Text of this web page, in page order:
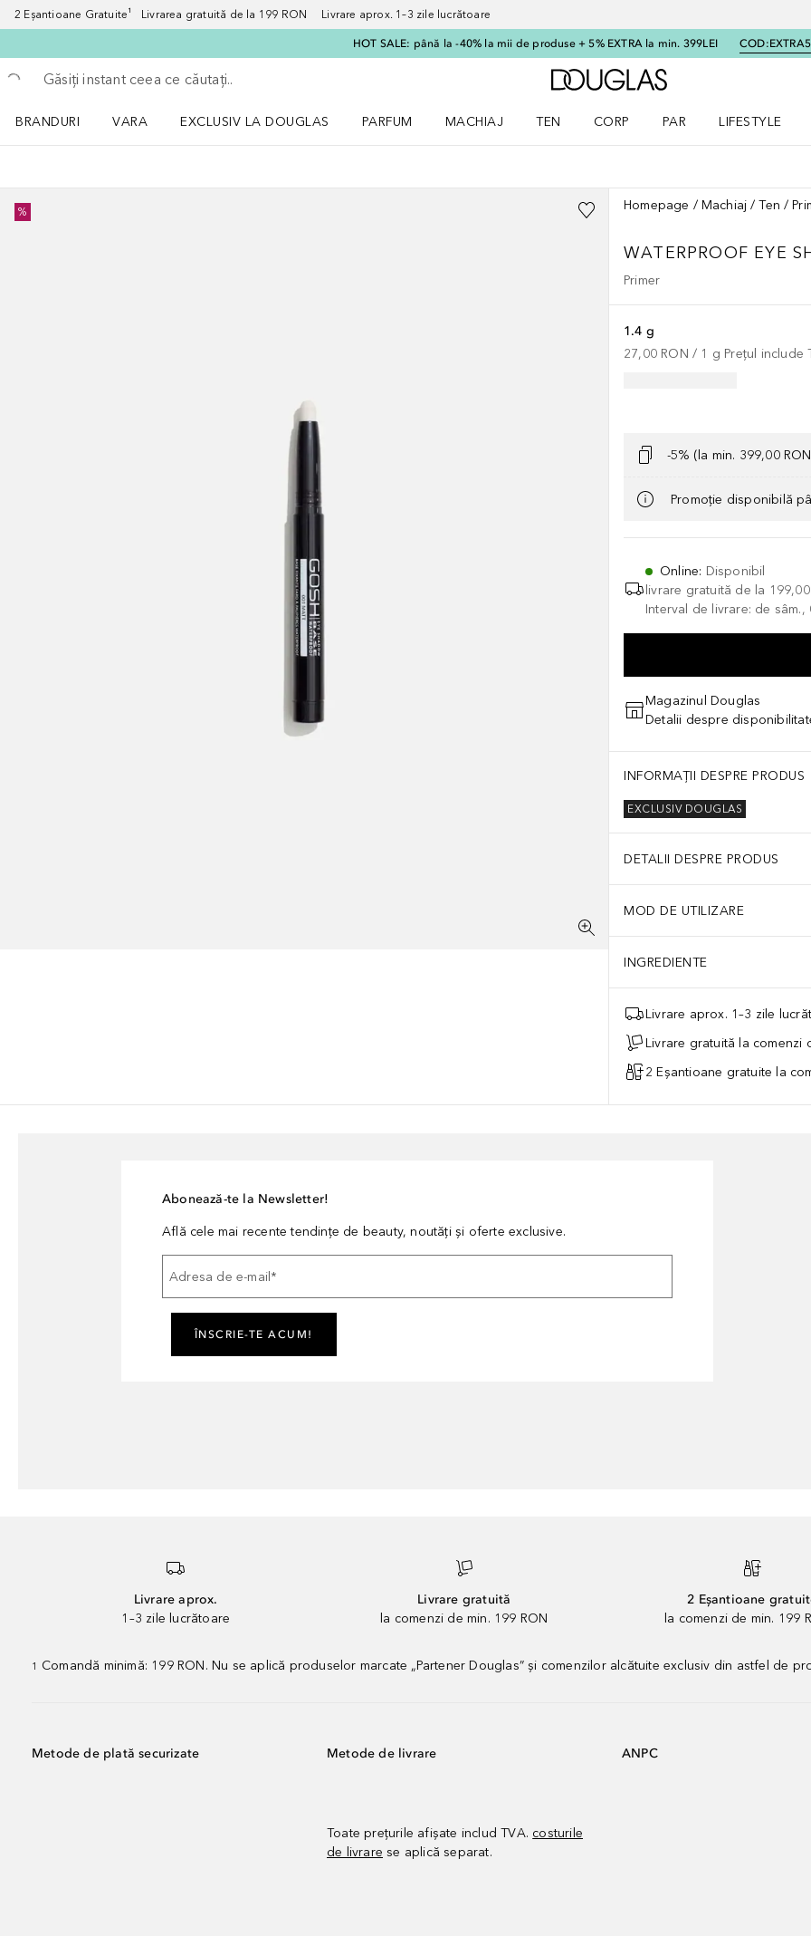
2 Eșantioane Gratuite¹ Livrarea gratuită de la 199 RON Livrare aprox. 1–3 zile lucrătoare
HOT SALE: până la -40% la mii de produse + 5% EXTRA la min. 399LEI COD:
Înapoi
Executați căutarea
Către pagina principală
BRANDURI
VARA
EXCLUSIV LA DOUGLAS
PARFUM
MACHIAJ
TEN
CORP
PAR
LIFESTYLE
% Homepage Machiaj Ten
WATERPROOF EYE
Primer
1.4 g
27,00 RON / 1 g Prețul include
-5% (la min. 399,00
Promoție disponibilă
Online: Disponibil
livrare gratuită de la
Interval de livrare: de
Magazinul Douglas
Detalii despre
INFORMAȚII DESPRE PRODUS
EXCLUSIV DOUGLAS
DETALII DESPRE PRODUS
MOD DE UTILIZARE
INGREDIENTE
Livrare aprox. 1–3 zile
Livrare gratuită la comenzi
2 Eșantioane gratuite la
Abonează-te la Newsletter!
Află cele mai recente tendințe de beauty, noutăți și oferte exclusive.
Adresa de e-mail *
ÎNSCRIE-TE ACUM!
Livrare aprox.
1–3 zile lucrătoare
Livrare gratuită
la comenzi de min. 199 RON
2 Eșantioane
la comenzi de min. 199
1 Comandă minimă: 199 RON. Nu se aplică produselor marcate „Partener Douglas” și comenzilor alcătuite exclusiv din astfel de
Metode de plată securizate Metode de livrare
Toate prețurile afișate includ TVA. costurile
de livrare se aplică separat.
ANPC